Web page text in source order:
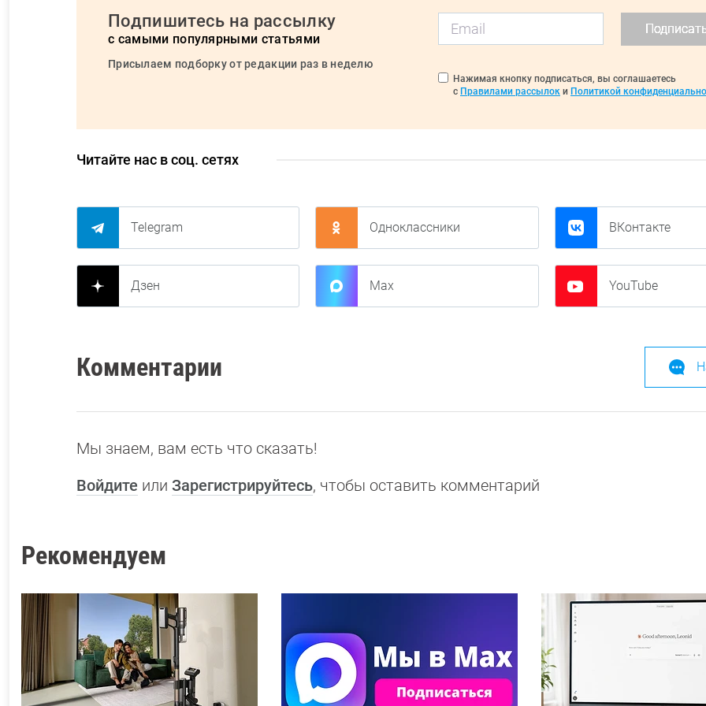
Подпишитесь на рассылку
с самыми популярными статьями
Присылаем подборку от редакции раз в неделю
Нажимая кнопку подписаться, вы соглашаетесь
с Правилами рассылок и Политикой
Читайте нас в соц. сетях
Telegram Одноклассники ВКонтакте
Дзен Max YouTube
Комментарии
Мы знаем, вам есть что сказать!
Войдите или Зарегистрируйтесь, чтобы оставить комментарий
Рекомендуем